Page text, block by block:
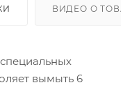
ВИДЕО О
вымыть 6